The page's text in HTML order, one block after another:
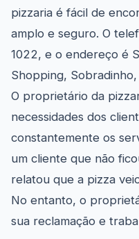
pizzaria é fácil de
amplo e seguro. O
1022, e o endereço é
Shopping, Sobradinho,
O proprietário da
necessidades dos
constantemente os
um cliente que não
relatou que a pizza
No entanto, o
sua reclamação e